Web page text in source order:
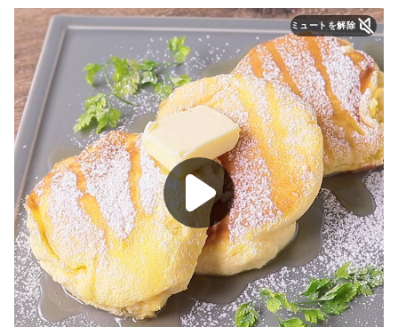
ミュートを解除